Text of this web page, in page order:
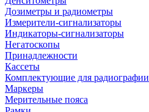
Дозиметры и радиометры
Измерители-сигнализаторы
Индикаторы-сигнализаторы
Негатоскопы
Принадлежности
Кассеты
Комплектующие для радиографии
Маркеры
Мерительные пояса